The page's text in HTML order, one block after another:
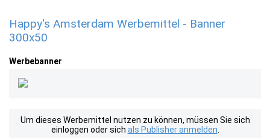
Happy's Amsterdam Werbemittel - Banner
300x50
Werbebanner
Um dieses Werbemittel nutzen zu können, müssen Sie sich
einloggen oder sich als Publisher anmelden